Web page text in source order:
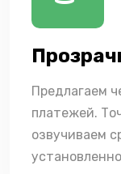
Предлагаем
платежей.
озвучиваем